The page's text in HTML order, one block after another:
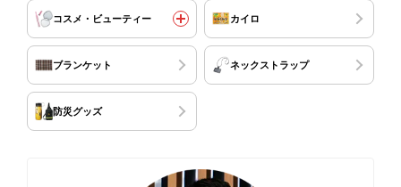
コスメ・ビューティー カイロ
ブランケット ネックストラップ
防災グッズ